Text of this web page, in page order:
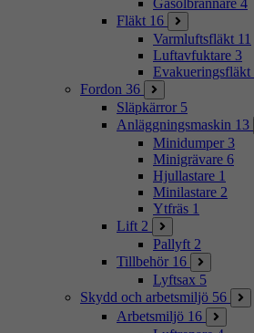
Gasolbrännare 4
Fläkt 16
Varmluftsfläkt 11
Luftavfuktare 3
Evakueringsfläkt
Fordon 36
Släpkärror 5
Anläggningsmaskin 13
Minidumper 3
Minigrävare 6
Hjullastare 1
Minilastare 2
Ytfräs 1
Lift 2
Pallyft 2
Tillbehör 16
Lyftsax 5
Skydd och arbetsmiljö 56
Arbetsmiljö 16